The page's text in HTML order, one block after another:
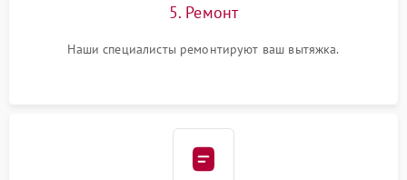
5. Ремонт
Наши специалисты ремонтируют ваш вытяжка.